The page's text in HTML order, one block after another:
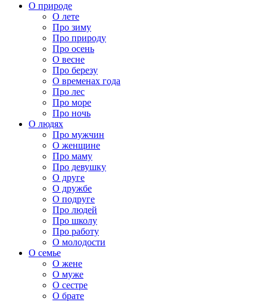
О природе
О лете
Про зиму
Про природу
Про осень
О весне
Про березу
О временах года
Про лес
Про море
Про ночь
О людях
Про мужчин
О женщине
Про маму
Про девушку
О друге
О дружбе
О подруге
Про людей
Про школу
Про работу
О молодости
О семье
О жене
О муже
О сестре
О брате